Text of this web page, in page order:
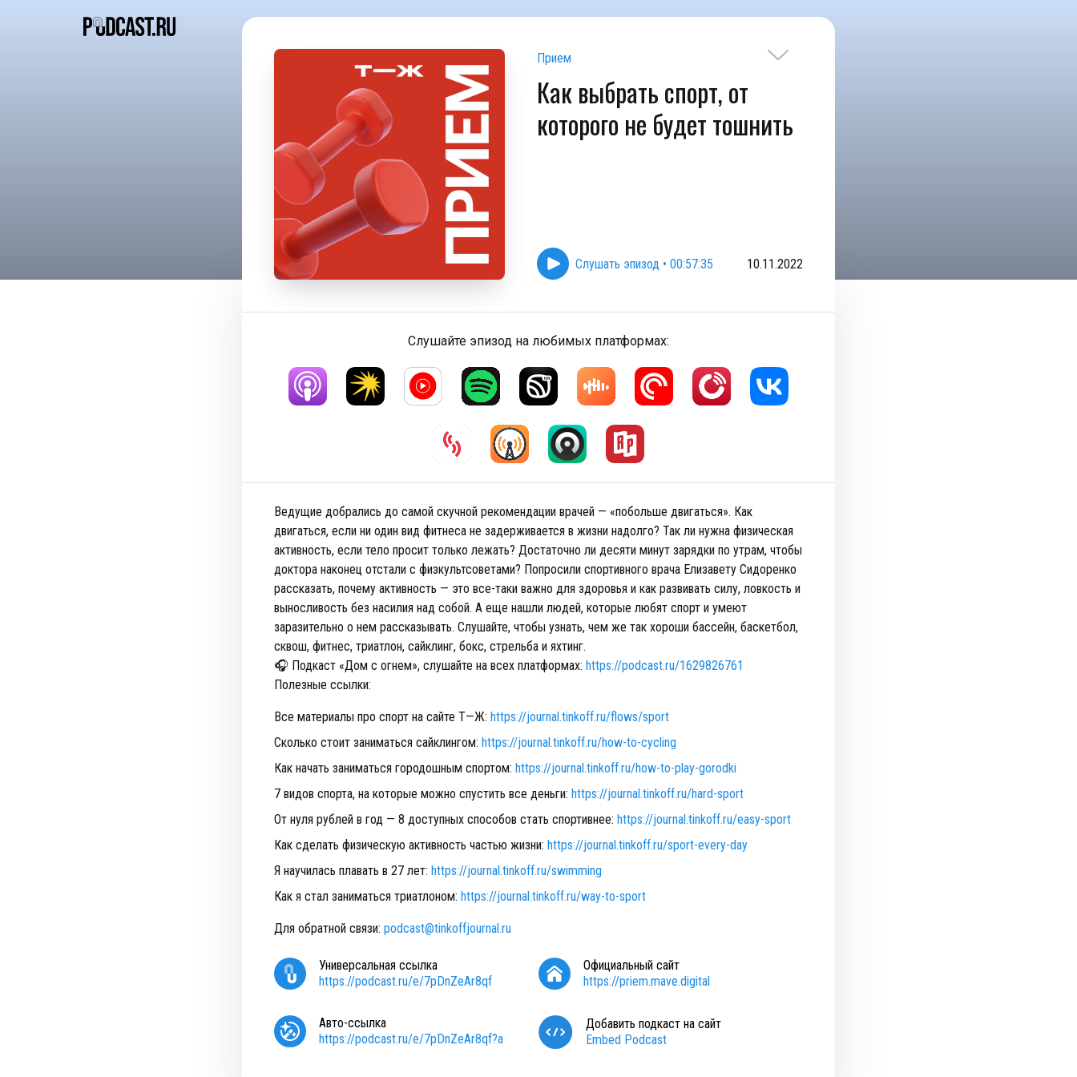
Прием
Как выбрать спорт, от
которого не будет тошнить
Слушать эпизод • 00:57:35 10.11.2022
Слушайте эпизод на любимых платформах:
Ведущие добрались до самой скучной рекомендации врачей — «побольше двигаться». Как
двигаться, если ни один вид фитнеса не задерживается в жизни надолго? Так ли нужна физическая
активность, если тело просит только лежать? Достаточно ли десяти минут зарядки по утрам, чтобы
доктора наконец отстали с физкультсоветами? Попросили спортивного врача Елизавету Сидоренко
рассказать, почему активность — это все-таки важно для здоровья и как развивать силу, ловкость и
выносливость без насилия над собой. А еще нашли людей, которые любят спорт и умеют
заразительно о нем рассказывать. Слушайте, чтобы узнать, чем же так хороши бассейн, баскетбол,
сквош, фитнес, триатлон, сайклинг, бокс, стрельба и яхтинг.
🎧 Подкаст «Дом с огнем», слушайте на всех платформах: https://podcast.ru/1629826761
Полезные ссылки:
Все материалы про спорт на сайте Т—Ж: https://journal.tinkoff.ru/flows/sport
Сколько стоит заниматься сайклингом: https://journal.tinkoff.ru/how-to-cycling
Как начать заниматься городошным спортом: https://journal.tinkoff.ru/how-to-play-gorodki
7 видов спорта, на которые можно спустить все деньги: https://journal.tinkoff.ru/hard-sport
От нуля рублей в год — 8 доступных способов стать спортивнее: https://journal.tinkoff.ru/easy-sport
Как сделать физическую активность частью жизни: https://journal.tinkoff.ru/sport-every-day
Я научилась плавать в 27 лет: https://journal.tinkoff.ru/swimming
Как я стал заниматься триатлоном: https://journal.tinkoff.ru/way-to-sport
Для обратной связи: podcast@tinkoffjournal.ru
Универсальная ссылка
https://podcast.ru/e/7pDnZeAr8qf
Официальный сайт
https://priem.mave.digital
Авто-ссылка
https://podcast.ru/e/7pDnZeAr8qf?a
Добавить подкаст на сайт
Embed Podcast